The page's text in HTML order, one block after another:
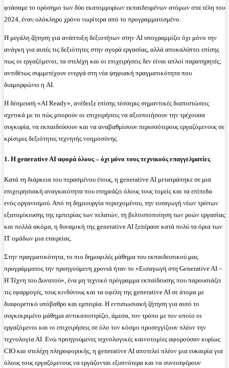
φτάσαμε το ορόσημο των δύο εκατομμυρίων εκπαιδευμένων ατόμων στα τέλη του
2024, έναν ολόκληρο χρόνο νωρίτερα από το προγραμματισμένο.
Η μεγάλη ζήτηση για ανάπτυξη δεξιοτήτων στην AI υπογραμμίζει όχι μόνο την
ανάγκη για αυτές τις δεξιότητες στην αγορά εργασίας, αλλά αποκαλύπτει επίσης
πως οι εργαζόμενοι, τα στελέχη και οι επιχειρήσεις δεν είναι απλοί παρατηρητές,
αντιθέτως συμμετέχουν ενεργά στη νέα ψηφιακή πραγματικότητα που
διαμορφώνει η AI.
Η δέσμευσή «AI Ready», ανέδειξε επίσης τέσσερις σημαντικές διαπιστώσεις
σχετικά με το πώς μπορούν οι επιχειρήσεις να αξιοποιήσουν την τρέχουσα
συγκυρία, να εκπαιδεύσουν και να αναβαθμίσουν περισσότερους εργαζόμενους σε
κρίσιμες δεξιότητες τεχνητής νοημοσύνης.
1. Η generative AI αφορά όλους – όχι μόνο τους τεχνικούς επαγγελματίες
Κατά τη διάρκεια του περασμένου έτους, η generative AI μετατράπηκε σε μια
επιχειρησιακή αναγκαιότητα που επηρεάζει όλους τους τομείς και τα επίπεδα
ενός οργανισμού. Από τη δημιουργία περιεχομένου, την εισαγωγή νέων τρόπων
εξατομίκευσης της εμπειρίας των πελατών, τη βελτιστοποίηση των ροών εργασίας
και πολλά ακόμα, η δυναμική της generative AI ξεπέρασε κατά πολύ τα όρια των
IT ομάδων μια εταιρείας.
Στην πραγματικότητα, το πιο δημοφιλές μάθημα του εκπαιδευτικού μας
προγράμματος την προηγούμενη χρονιά ήταν το «Εισαγωγή στη Generative AI –
Η Τέχνη του Δυνατού», ένα μη τεχνικό πρόγραμμα εκπαίδευσης που παρουσιάζει
τις εφαρμογές, τους κινδύνους και τα οφέλη της generative AI σε άτομα με
διαφορετικό υπόβαθρο και εμπειρία. Η εντυπωσιακή ζήτηση για αυτό το
συγκεκριμένο μάθημα αντικατοπτρίζει, άμεσα, τον τρόπο με τον οποίο οι
εργαζόμενοι και οι επιχειρήσεις σε όλο τον κόσμο προσεγγίζουν πλέον την
τεχνολογία ΑΙ. Ενώ προηγούμενες τεχνολογικές καινοτομίες αφορούσαν κυρίως
CIO και στελέχη πληροφορικής, η generative AI αποτελεί πλέον μια ευκαιρία για
όλους τους εργαζόμενους να εργάζονται εξυπνότερα και να συνεισφέρουν